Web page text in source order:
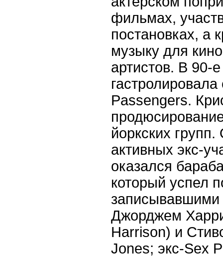
фильмах,
постановках, а
музыку для
артистов. В 90-
Passengers.
йоркских
активных экс-
оказался
который успел
записывавшими
Джорджем
Harrison) и
Jones; экс-Sex